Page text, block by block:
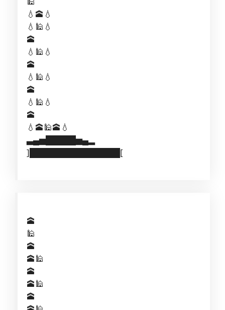
💧🕋💧
💧🕌💧
🕋
💧🕌💧
🕋
💧🕌💧
🕋
💧🕌💧
🕋
💧🕋🕌🕋💧
▃▄▅█████▅▄▂
]███████████████[
🕋
🕌
🕋
🕋🕌
🕋
🕋🕌
🕋